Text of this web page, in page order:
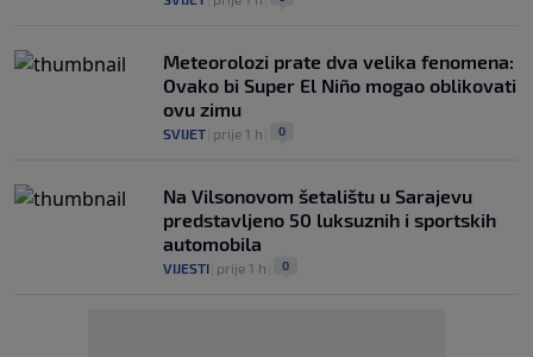
Meteorolozi prate dva velika fenomena:
Ovako bi Super El Niño mogao oblikovati
ovu zimu
SVIJET prije 1 h 0
Na Vilsonovom šetalištu u Sarajevu
predstavljeno 50 luksuznih i sportskih
automobila
VIJESTI prije 1 h 0